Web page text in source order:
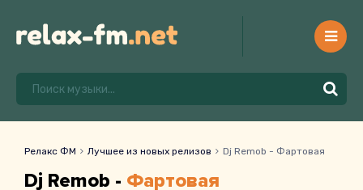
Релакс ФМ Лучшее из новых релизов Dj Remob - Фартовая
Dj Remob - Фартовая